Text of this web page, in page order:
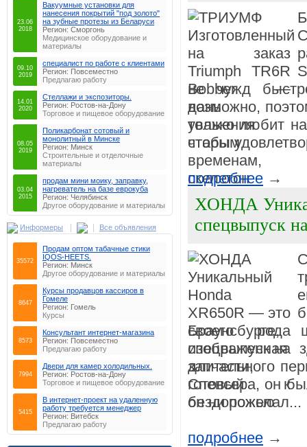
23.06
2018
Вакуумные установки для
нанесения покрытий "под золото"
на зубные протезы из Беларуси
Регион: Сморгонь
Медицинское оборудование и
материалы
09.10
2019
специалист по работе с клиентами
Регион: Повсеместно
Предлагаю работу
14.01
2020
Стеллажи и экспозиторы.
Регион: Ростов-на-Дону
Торговое и пищевое оборудование
08.05
2019
Поликарбонат сотовый и
монолитный в Минске
Регион: Минск
Строительные и отделочные
материалы
03.04
2015
продам мини моику, заправку,
нагреватель на базе еврокуба
Регион: Челябинск
Другое оборудование и материалы
Информеры Все объявления
35572
Продам оптом табачные стики
IQOS-HEETS.
Регион: Минск
Другое оборудование и материалы
8647
Курсы продавцов кассиров в
Гомеле
Регион: Гомель
Курсы
8573
Консультaнт интeрнeт-мaгaзинa
Регион: Повсеместно
Предлагаю работу
7994
Двери для камер холодильных.
Регион: Ростов-на-Дону
Торговое и пищевое оборудование
5415
В интернет-проект на удаленную
работу требуется менеджер
Регион: Витебск
Предлагаю работу
не чужд
возможно,
только любит
чтобы
подробнее →
ХОНДА
спецвыпуск
изображенная
длительного
Спенсера, он
он ни пожелал...
подробнее →